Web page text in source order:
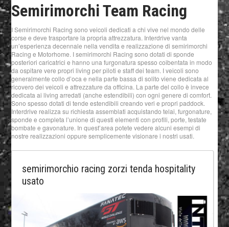
Semirimorchi Team Racing
I Semirimorchi Racing sono veicoli dedicati a chi vive nel mondo delle
corse e deve trasportare la propria attrezzatura. Interdrive vanta
un’esperienza decennale nella vendita e realizzazione di semirimorchi
Racing e Motorhome. I semirimorchi Racing sono dotati di sponde
posteriori caricatrici e hanno una furgonatura spesso coibentata in modo
da ospitare vere propri living per piloti e staff dei team. I veicoli sono
generalmente collo d’oca e nella parte bassa di solito viene dedicata al
ricovero dei veicoli e attrezzature da officina. La parte del collo è invece
dedicata ai living arredati (anche estendibili) con ogni genere di comfort.
Sono spesso dotati di tende estendibili creando veri e propri paddock.
Interdrive realizza su richiesta assemblati acquistando telai, furgonature,
sponde e completa l’unione di questi elementi con profili, porte, testate
bombate e gavonature. In quest’area potete vedere alcuni esempi di
nostre realizzazioni oppure semplicemente visionare i nostri usati.
semirimorchio racing zorzi tenda hospitality
usato